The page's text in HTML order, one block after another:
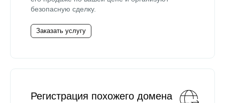
безопасную сделку.
Заказать услугу
Регистрация похожего домена